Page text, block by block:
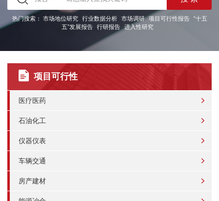
热门搜索： 市场地位研究 行业数据分析 市场调研 项目可行性报告
“十五
五”发展报告 行研报告 进入性研究
项目可行性
医疗医药
石油化工
仪器仪表
车辆交通
房产建材